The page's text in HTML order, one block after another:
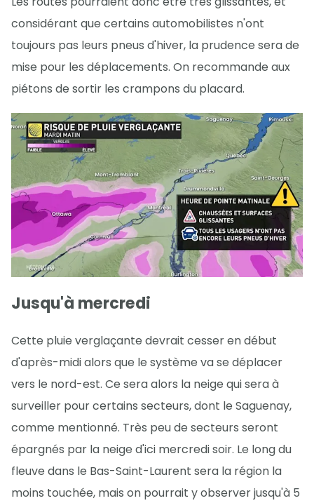
considérant que certains automobilistes n'ont
toujours pas leurs pneus d'hiver, la prudence sera de
mise pour les déplacements. On recommande aux
piétons de sortir les crampons du placard.
Jusqu'à mercredi
Cette pluie verglaçante devrait cesser en début
d'après-midi alors que le système va se déplacer
vers le nord-est. Ce sera alors la neige qui sera à
surveiller pour certains secteurs, dont le Saguenay,
comme mentionné. Très peu de secteurs seront
épargnés par la neige d'ici mercredi soir. Le long du
fleuve dans le Bas-Saint-Laurent sera la région la
moins touchée, mais on pourrait y observer jusqu'à 5